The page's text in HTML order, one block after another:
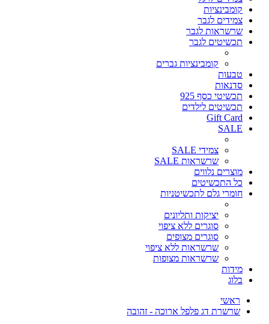
קומבינציות
צמידים לגבר
שרשראות לגבר
תכשיטים לגבר
קומבינציות גברים
טבעות
סדנאות
תכשיטי כסף 925
תכשיטים לילדים
Gift Card
SALE
צמידי SALE
שרשראות SALE
מוצרים נלווים
כל התכשיטים
חומרי גלם לתכשיטניות
יציקות ותליונים
סוגרים ללא ציפוי
סוגרים מצופים
שרשראות ללא ציפוי
שרשראות מצופות
מידות
בלוג
ראשי
שרשרת דג פלפל ארוכה - זהובה